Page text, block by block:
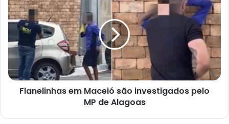
Flanelinhas em Maceió são investigados pelo
MP de Alagoas